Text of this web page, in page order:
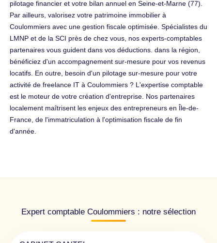
pilotage financier et votre bilan annuel en Seine-et-Marne (77).
Par ailleurs, valorisez votre patrimoine immobilier à
Coulommiers avec une gestion fiscale optimisée. Spécialistes du
LMNP et de la SCI près de chez vous, nos experts-comptables
partenaires vous guident dans vos déductions. dans la région,
bénéficiez d'un accompagnement sur-mesure pour vos revenus
locatifs. En outre, besoin d'un pilotage sur-mesure pour votre
activité de freelance IT à Coulommiers ? L'expertise comptable
est le moteur de votre création d'entreprise. Nos partenaires
localement maîtrisent les enjeux des entrepreneurs en Île-de-
France, de l'immatriculation à l'optimisation fiscale de fin
d'année.
Expert comptable Coulommiers : notre sélection